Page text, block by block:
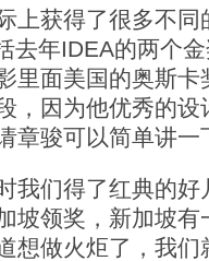
获得了很多不同
去年IDEA的两个
里面美国的奥斯
，因为他优秀的
章骏可以简单讲一
们得了红典的好
坡领奖，新加坡
想做火炬了，我